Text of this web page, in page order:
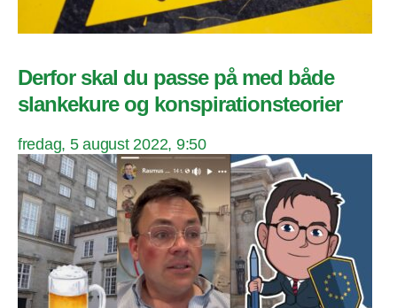
Derfor skal du passe på med både
slankekure og konspirationsteorier
fredag, 5 august 2022, 9:50